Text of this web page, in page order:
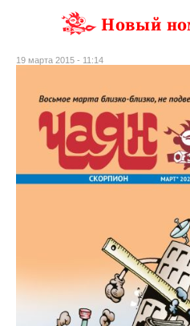
Новый
19 марта 2015 - 11:14